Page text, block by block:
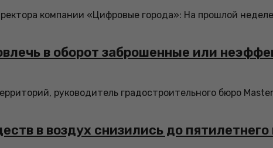
компании «Цифровые города»: На прошлой
в оборот заброшенные или
руководитель градостроительного бюро
в воздух снизились до